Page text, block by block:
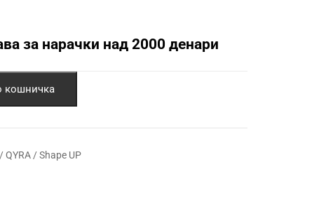
за нарачки над 2000 денари
во кошничка
QYRA / Shape UP